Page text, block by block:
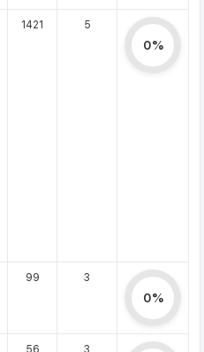
1421 5
0%
99 3
0%
56 3